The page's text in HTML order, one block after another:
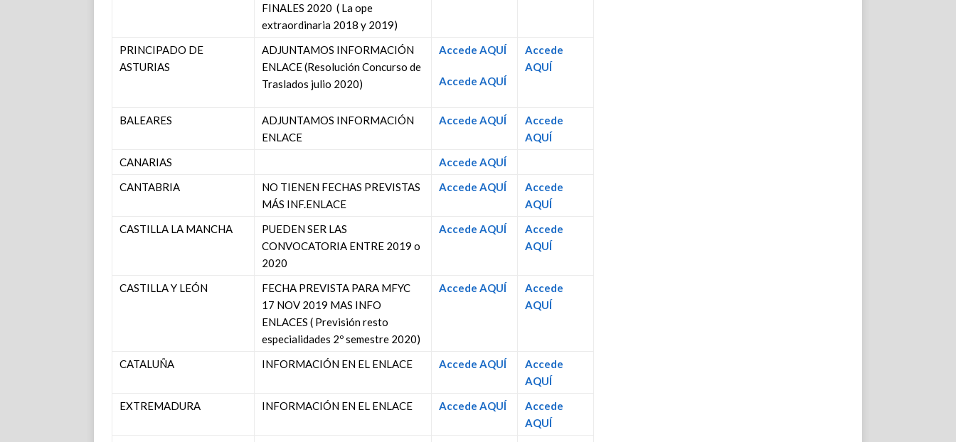
FINALES 2020 ( La ope
extraordinaria 2018 y 2019)
PRINCIPADO DE
ASTURIAS
ADJUNTAMOS INFORMACIÓN
ENLACE (Resolución Concurso de
Traslados julio 2020)
Accede AQUÍ
Accede AQUÍ
Accede
AQUÍ
BALEARES
ADJUNTAMOS INFORMACIÓN
ENLACE
Accede AQUÍ
Accede
AQUÍ
CANARIAS
Accede AQUÍ
CANTABRIA
NO TIENEN FECHAS PREVISTAS
MÁS INF.ENLACE
Accede AQUÍ
Accede
AQUÍ
CASTILLA LA MANCHA
PUEDEN SER LAS
CONVOCATORIA ENTRE 2019 o
2020
Accede AQUÍ
Accede
AQUÍ
CASTILLA Y LEÓN
FECHA PREVISTA PARA MFYC
17 NOV 2019 MAS INFO
ENLACES ( Previsión resto
especialidades 2º semestre 2020)
Accede AQUÍ
Accede
AQUÍ
CATALUÑA INFORMACIÓN EN EL ENLACE Accede AQUÍ
Accede
AQUÍ
EXTREMADURA
INFORMACIÓN EN EL ENLACE Accede AQUÍ
Accede
AQUÍ